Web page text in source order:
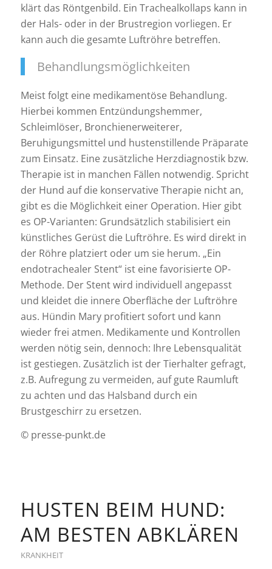
klärt das Röntgenbild. Ein Trachealkollaps kann in
der Hals- oder in der Brustregion vorliegen. Er
kann auch die gesamte Luftröhre betreffen.
Behandlungsmöglichkeiten
Meist folgt eine medikamentöse Behandlung.
Hierbei kommen Entzündungshemmer,
Schleimlöser, Bronchienerweiterer,
Beruhigungsmittel und hustenstillende Präparate
zum Einsatz. Eine zusätzliche Herzdiagnostik bzw.
Therapie ist in manchen Fällen notwendig. Spricht
der Hund auf die konservative Therapie nicht an,
gibt es die Möglichkeit einer Operation. Hier gibt
es OP-Varianten: Grundsätzlich stabilisiert ein
künstliches Gerüst die Luftröhre. Es wird direkt in
der Röhre platziert oder um sie herum. „Ein
endotrachealer Stent“ ist eine favorisierte OP-
Methode. Der Stent wird individuell angepasst
und kleidet die innere Oberfläche der Luftröhre
aus. Hündin Mary profitiert sofort und kann
wieder frei atmen. Medikamente und Kontrollen
werden nötig sein, dennoch: Ihre Lebensqualität
ist gestiegen. Zusätzlich ist der Tierhalter gefragt,
z.B. Aufregung zu vermeiden, auf gute Raumluft
zu achten und das Halsband durch ein
Brustgeschirr zu ersetzen.
© presse-punkt.de
HUSTEN BEIM HUND:
AM BESTEN ABKLÄREN
KRANKHEIT